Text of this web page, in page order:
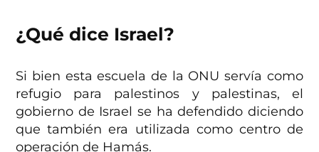
¿Qué dice Israel?
Si bien esta escuela de la ONU servía como
refugio para palestinos y palestinas, el
gobierno de Israel se ha defendido diciendo
que también era utilizada como centro de
operación de Hamás.